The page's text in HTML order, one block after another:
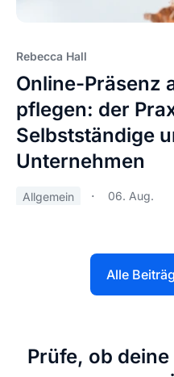
Rebecca Hall
Online-Präsenz
pflegen: der
Selbstständige
Unternehmen
Allgemein 06. Aug.
Alle
Prüfe, ob